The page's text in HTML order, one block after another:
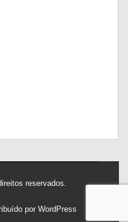
reservados.
por WordPress